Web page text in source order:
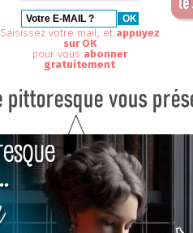
Saisissez votre mail, et appuyez
sur OK
pour vous abonner
gratuitement